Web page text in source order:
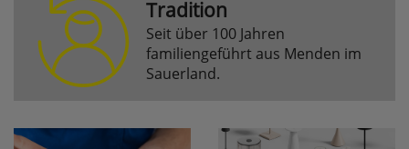
Tradition
Seit über 100 Jahren
familiengeführt aus Menden im
Sauerland.
Komfortfunktionen
ws_pferdekaemper_01-aa_welcome_cookie